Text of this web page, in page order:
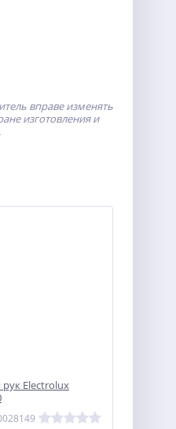
вправе изменять
изготовления и
Electrolux